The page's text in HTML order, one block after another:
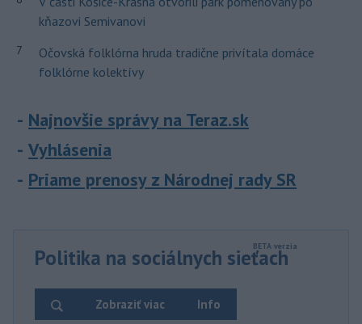
kňazovi Semivanovi
7
Očovská folklórna hruda tradične privítala domáce
folklórne kolektívy
Najnovšie správy na Teraz.sk
Vyhlásenia
Priame prenosy z Národnej rady SR
Politika na sociálnych sieťach
Info
Zobraziť viac